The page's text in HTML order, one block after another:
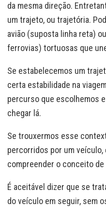
da mesma direção.
um trajeto, ou trajetória.
avião (suposta linha reta)
ferrovias) tortuosas que
Se estabelecemos um
certa estabilidade na
percurso que escolhemos
chegar lá.
Se trouxermos esse
percorridos por um
compreender o conceito
É aceitável dizer que se
do veículo em seguir, sem